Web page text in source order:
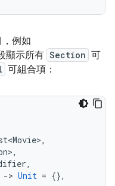
例如
顯示所有 Section 可
可組合項：
,
,
,
-> Unit = {},